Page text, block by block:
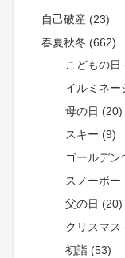
自己破産 (23)
春夏秋冬 (662)
こどもの日
イルミネー
母の日 (20)
スキー (9)
ゴールデン
スノーボー
父の日 (20)
クリスマス
初詣 (53)